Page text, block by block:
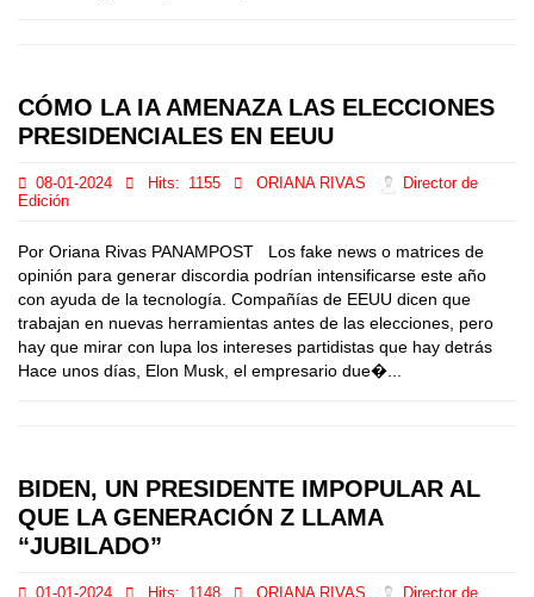
CÓMO LA IA AMENAZA LAS ELECCIONES
PRESIDENCIALES EN EEUU
08-01-2024 Hits: 1155 ORIANA RIVAS
Director de
Edición
Por Oriana Rivas PANAMPOST Los fake news o matrices de
opinión para generar discordia podrían intensificarse este año
con ayuda de la tecnología. Compañías de EEUU dicen que
trabajan en nuevas herramientas antes de las elecciones, pero
hay que mirar con lupa los intereses partidistas que hay detrás
Hace unos días, Elon Musk, el empresario due�...
BIDEN, UN PRESIDENTE IMPOPULAR AL
QUE LA GENERACIÓN Z LLAMA
“JUBILADO”